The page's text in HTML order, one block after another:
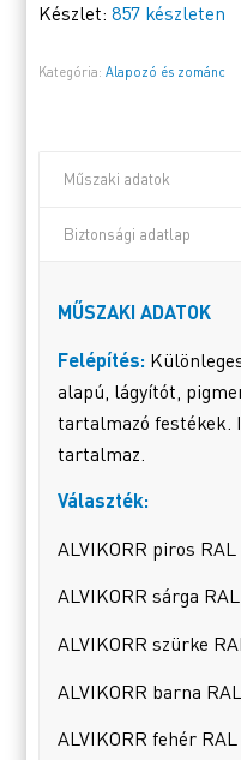
Készlet:857 készleten
Kategória:Alapozó és zománc
Műszaki adatok
Biztonsági adatlap
MŰSZAKI ADATOK
Felépítés:
alapú, lágyítót,
tartalmazó festékek.
tartalmaz.
Választék:
ALVIKORR piros RAL
ALVIKORR sárga
ALVIKORR szürke
ALVIKORR barna
ALVIKORR fehér RAL